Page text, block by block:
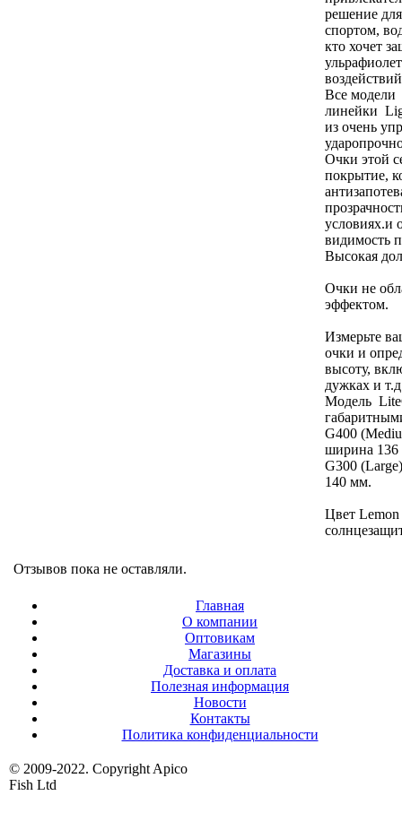
решение
спортом,
кто хочет
Все модели
линейки
из очень
Очки этой
покрытие,
условиях.и
видимость
Высокая
Очки не
эффектом.
Измерьте
очки и
высоту,
дужках и
Модель
G400
ширина
G300
140 мм.
Цвет
Отзывов пока не оставляли.
Главная
О компании
Оптовикам
Магазины
Доставка и оплата
Полезная информация
Новости
Контакты
Политика конфиденциальности
© 2009-2022. Copyright Apico
Fish Ltd